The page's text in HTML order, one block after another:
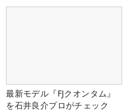
最新モデル『FJクオンタム』
を石井良介プロがチェック